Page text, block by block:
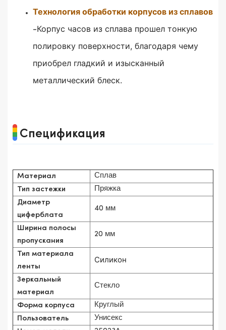
Технология обработки корпусов из сплавов
-Корпус часов из сплава прошел тонкую
полировку поверхности, благодаря чему
приобрел гладкий и изысканный
металлический блеск.
Спецификация
Материал Сплав
Тип застежки Пряжка
Диаметр
циферблата
40 мм
Ширина полосы
пропускания
20 мм
Тип материала
ленты
Силикон
Зеркальный
материал
Стекло
Форма корпуса Круглый
Пользователь Унисекс